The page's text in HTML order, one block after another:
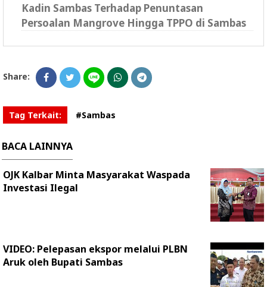
Kadin Sambas Terhadap Penuntasan
Persoalan Mangrove Hingga TPPO di Sambas
Share:
Tag Terkait: #Sambas
BACA LAINNYA
OJK Kalbar Minta Masyarakat Waspada
Investasi Ilegal
VIDEO: Pelepasan ekspor melalui PLBN
Aruk oleh Bupati Sambas